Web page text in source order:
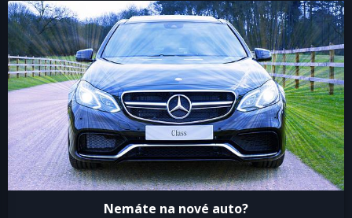
Nemáte na nové auto?